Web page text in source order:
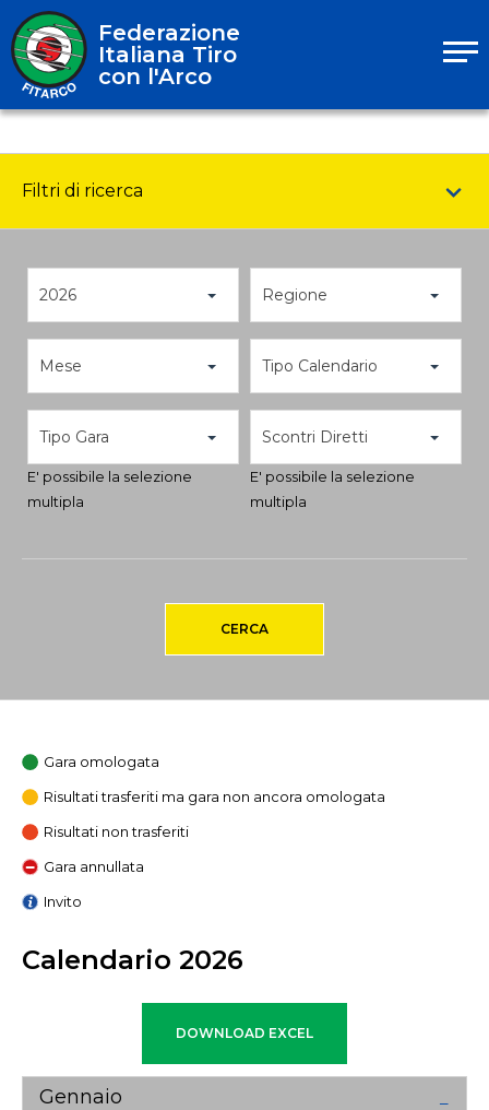
Federazione
Italiana Tiro
con l'Arco
Filtri di ricerca
2026 Regione
Mese Tipo Calendario
Tipo Gara
E' possibile la selezione
multipla
Scontri Diretti
E' possibile la selezione
multipla
CERCA
Gara omologata
Risultati trasferiti ma gara non ancora omologata
Risultati non trasferiti
Gara annullata
Invito
Calendario 2026
Gennaio